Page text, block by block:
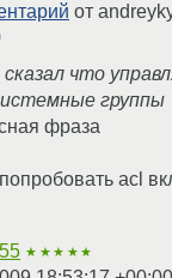
от
что
группы
фраза
acl
★★★★★